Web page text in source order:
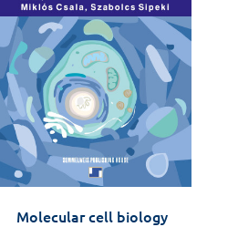
Molecular cell biology